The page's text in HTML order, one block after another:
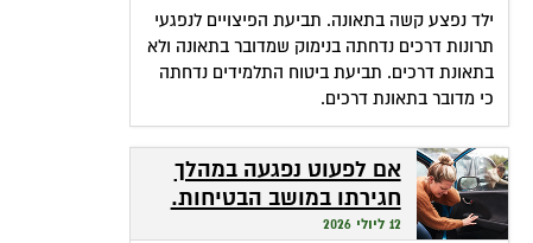
ילד נפצע קשה בתאונה. תביעת הפיצויים לנפגעי
תרונות דרכים נדחתה בנימוק שמדובר בתאונה ולא
בתאונת דרכים. תביעת ביטוח התלמידים נדחתה
כי מדובר בתאונת דרכים.
אם לפעוט נפגעה במהלך
חגירתו במושב הבטיחות.
האם זכאית לפיצויים?
12 ליולי 2026